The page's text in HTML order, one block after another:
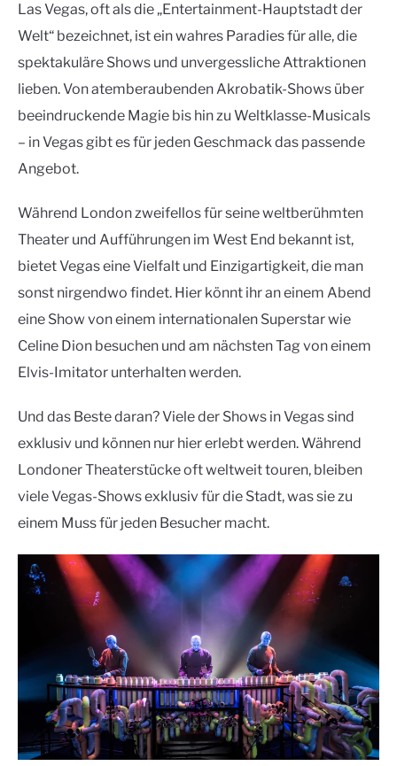
Las Vegas, oft als die „Entertainment-Hauptstadt der
Welt“ bezeichnet, ist ein wahres Paradies für alle, die
spektakuläre Shows und unvergessliche Attraktionen
lieben. Von atemberaubenden Akrobatik-Shows über
beeindruckende Magie bis hin zu Weltklasse-Musicals
– in Vegas gibt es für jeden Geschmack das passende
Angebot.
Während London zweifellos für seine weltberühmten
Theater und Aufführungen im West End bekannt ist,
bietet Vegas eine Vielfalt und Einzigartigkeit, die man
sonst nirgendwo findet. Hier könnt ihr an einem Abend
eine Show von einem internationalen Superstar wie
Celine Dion besuchen und am nächsten Tag von einem
Elvis-Imitator unterhalten werden.
Und das Beste daran? Viele der Shows in Vegas sind
exklusiv und können nur hier erlebt werden. Während
Londoner Theaterstücke oft weltweit touren, bleiben
viele Vegas-Shows exklusiv für die Stadt, was sie zu
einem Muss für jeden Besucher macht.